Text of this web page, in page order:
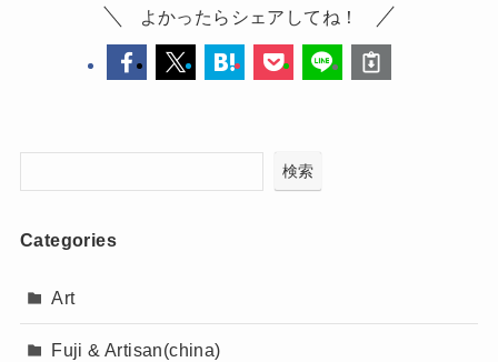
よかったらシェアしてね！
検索
Categories
Art
Fuji & Artisan(china)